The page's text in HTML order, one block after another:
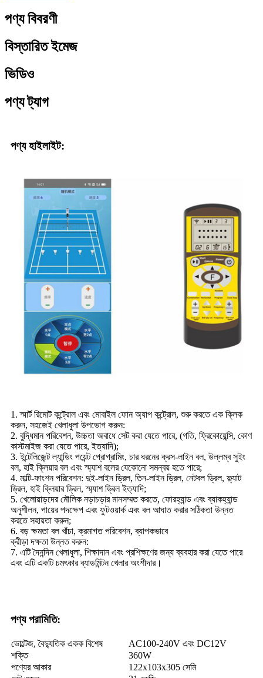
পণ্য বিবরণী
বিস্তারিত ইমেজ
ভিডিও
পণ্য ট্যাগ
পণ্য হাইলাইট:
1. স্মার্ট রিমোট কন্ট্রোল এবং মোবাইল ফোন অ্যাপ কন্ট্রোল, শুরু করতে এক ক্লিক
করুন, সহজেই খেলাধুলা উপভোগ করুন:
2. বুদ্ধিমান পরিবেশন, উচ্চতা অবাধে সেট করা যেতে পারে, (গতি, ফ্রিকোয়েন্সি, কোণ
কাস্টমাইজ করা যেতে পারে, ইত্যাদি);
3. ইন্টেলিজেন্ট ল্যান্ডিং পয়েন্ট প্রোগ্রামিং, চার ধরনের ক্রস-লাইন বল, উল্লম্ব সুইং
বল, হাই ক্লিয়ার বল এবং স্ম্যাশ বলের যেকোনো সমন্বয় হতে পারে;
4. মাল্টি-ফাংশন পরিবেশন: দুই-লাইন ড্রিল, তিন-লাইন ড্রিল, নেটবল ড্রিল, ফ্ল্যাট
ড্রিল, হাই ক্লিয়ার ড্রিল, স্ম্যাশ ড্রিল ইত্যাদি;
5. খেলোয়াড়দের মৌলিক নড়াচড়ার মানসম্মত করতে, ফোরহ্যান্ড এবং ব্যাকহ্যান্ড
অনুশীলন, পায়ের পদক্ষেপ এবং ফুটওয়ার্ক এবং বল আঘাত করার সঠিকতা উন্নত
করতে সহায়তা করুন;
6. বড় ক্ষমতা বল খাঁচা, ক্রমাগত পরিবেশন, ব্যাপকভাবে
ক্রীড়া দক্ষতা উন্নত করুন:
7. এটি দৈনন্দিন খেলাধুলা, শিক্ষাদান এবং প্রশিক্ষণের জন্য ব্যবহার করা যেতে পারে
এবং এটি একটি চমৎকার ব্যাডমিন্টন খেলার অংশীদার।
পণ্য পরামিতি:
ভোল্টেজ, বৈদ্যুতিক একক বিশেষ
AC100-240V এবং DC12V
শক্তি
360W
পণ্যের আকার
122x103x305 সেমি